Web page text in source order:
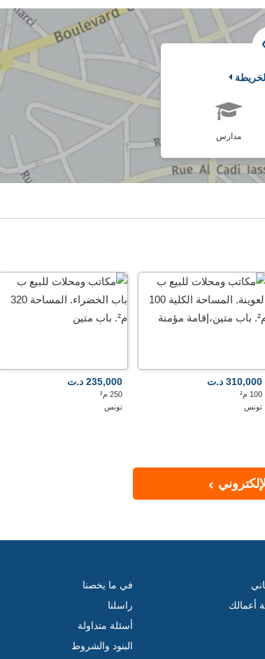
مدارس
310,000 د.ت
100 م²
تونس
235,000 د.ت
250 م²
تونس
أعمالك
في ما يخصنا
راسلنا
أسئلة متداولة
البنود والشروط